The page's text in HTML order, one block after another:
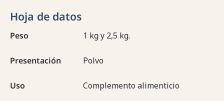
Hoja de datos
Peso 1 kg y 2,5 kg.
Presentación Polvo
Uso Complemento alimenticio